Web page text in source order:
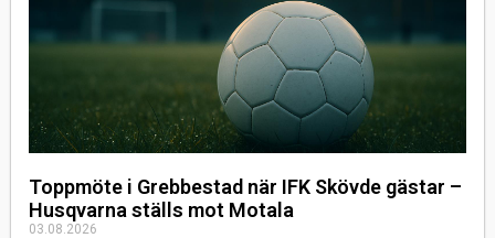
Toppmöte i Grebbestad när IFK Skövde gästar –
Husqvarna ställs mot Motala
03.08.2026